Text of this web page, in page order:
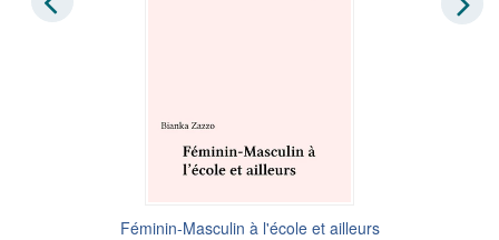
Féminin-Masculin à l'école et ailleurs